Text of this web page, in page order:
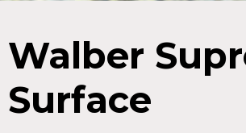
Walber
Surface